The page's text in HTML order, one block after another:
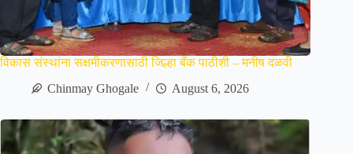
विकास संस्थांना सक्षमीकरणासाठी जिल्हा बॅंक पाठीशी – मनीष दळवी
Chinmay Ghogale
August 6, 2026